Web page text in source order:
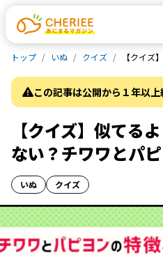
トップ いぬ クイズ 【クイズ
この記事は公開から１年以上
【クイズ】似てる
ない？チワワとパ
いぬ クイズ